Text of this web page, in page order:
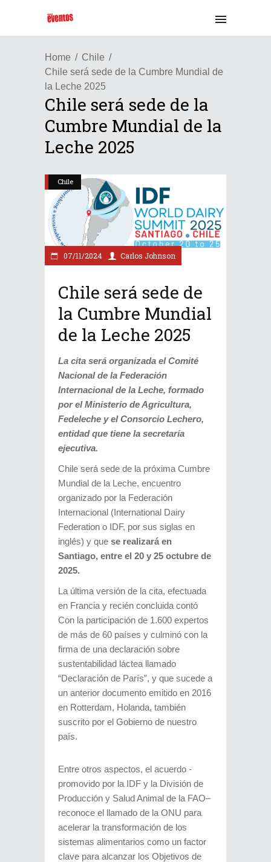
Home
Chile
Chile será sede de la Cumbre Mundial de
la Leche 2025
Chile será sede de la
Cumbre Mundial de la
Leche 2025
Chile
07/11/2024 Carlos Johnson
Chile será sede de
la Cumbre Mundial
de la Leche 2025
La cita será organizada el Comité
Nacional de la Federación
Internacional de la Leche, formado
por el Ministerio de Agricultura,
Fedeleche y el Consorcio Lechero,
entidad que tiene la secretaría
ejecutiva.
Chile será sede de la próxima Cumbre
Mundial de la Leche, encuentro
organizado por la Federación
Internacional (International Dairy
Federation o IDF, por sus siglas en
inglés) y que se realizará en
Santiago, entre el 20 y 25 octubre de
2025.
La última versión de la cita, efectuada
en Francia y recién concluida contó
Con la participación de 1.600 expertos
de más de 60 países y culminó con la
firma de una declaración sobre
sustentabilidad láctea llamado
“Declaración de París”, y que sucede a
un anterior documento emitido en 2016
en Rotterdam, Holanda, también
suscrito por el Gobierno de nuestro
país.
Entre otros aspectos, el acuerdo -
promovido por la IDF y la División de
Producción y Salud Animal de la FAO–
reconoce el llamado de la ONU para
acelerar la transformación de los
sistemas alimentarios como un factor
clave para alcanzar los Objetivos de